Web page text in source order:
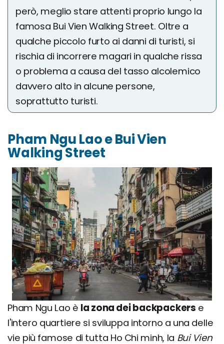
però, meglio stare attenti proprio lungo la
famosa Bui Vien Walking Street. Oltre a
qualche piccolo furto ai danni di turisti, si
rischia di incorrere magari in qualche rissa
o problema a causa del tasso alcolemico
davvero alto in alcune persone,
soprattutto turisti.
Pham Ngu Lao e Bui Vien
Walking Street
Pham Ngu Lao è la zona dei backpackers e
l'intero quartiere si sviluppa intorno a una delle
vie più famose di tutta Ho Chi minh, la Bui Vien